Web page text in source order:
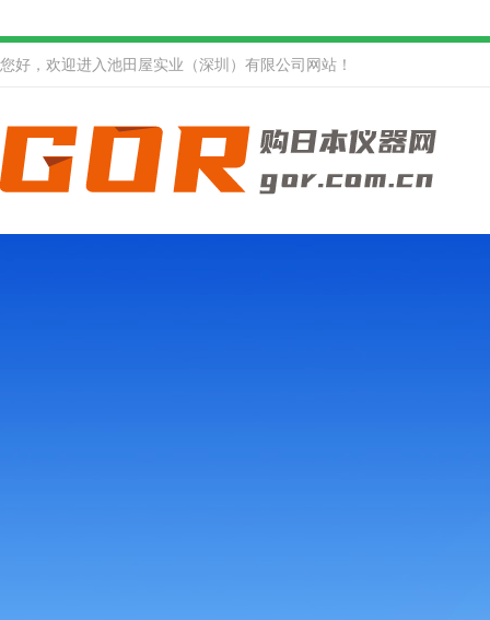
您好，欢迎进入池田屋实业（深圳）有限公司网站！